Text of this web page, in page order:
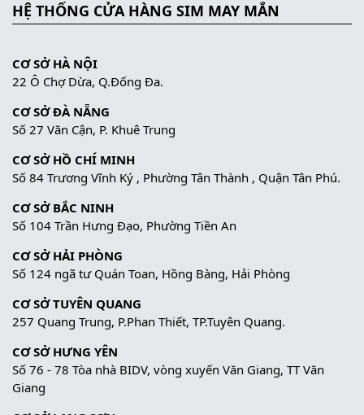
HỆ THỐNG CỬA HÀNG SIM MAY MẮN
CƠ SỞ HÀ NỘI
22 Ô Chợ Dừa, Q.Đống Đa.
CƠ SỞ ĐÀ NẴNG
Số 27 Văn Cận, P. Khuê Trung
CƠ SỞ HỒ CHÍ MINH
Số 84 Trương Vĩnh Ký , Phường Tân Thành , Quận Tân Phú.
CƠ SỞ BẮC NINH
Số 104 Trần Hưng Đạo, Phường Tiền An
CƠ SỞ HẢI PHÒNG
Số 124 ngã tư Quán Toan, Hồng Bàng, Hải Phòng
CƠ SỞ TUYÊN QUANG
257 Quang Trung, P.Phan Thiết, TP.Tuyên Quang.
CƠ SỞ HƯNG YÊN
Số 76 - 78 Tòa nhà BIDV, vòng xuyến Văn Giang, TT Văn
Giang